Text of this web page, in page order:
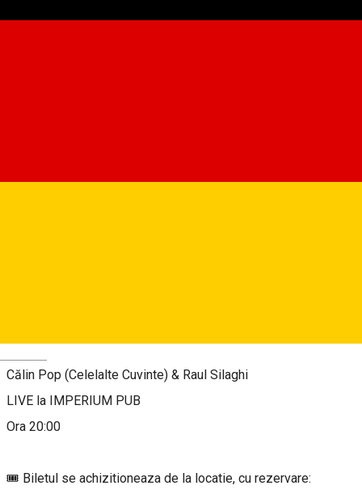
Strada Nicolae Balcescu, nr.24, Sibiu
Călin Pop (Celelalte Cuvinte) & Raul Silaghi
LIVE la IMPERIUM PUB
Ora 20:00
🎟️ Biletul se achizitioneaza de la locatie, cu rezervare: